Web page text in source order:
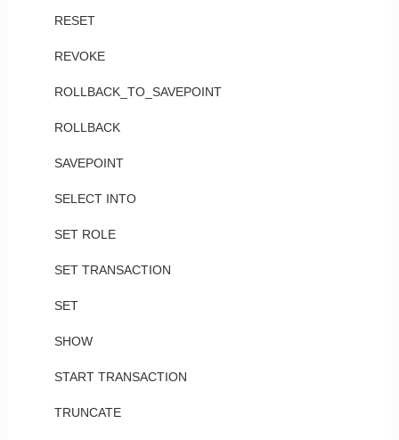
RESET
REVOKE
ROLLBACK_TO_SAVEPOINT
ROLLBACK
SAVEPOINT
SELECT INTO
SET ROLE
SET TRANSACTION
SET
SHOW
START TRANSACTION
TRUNCATE